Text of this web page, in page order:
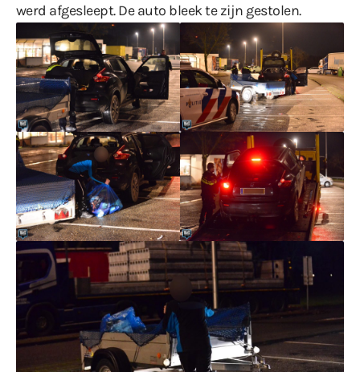
werd afgesleept. De auto bleek te zijn gestolen.